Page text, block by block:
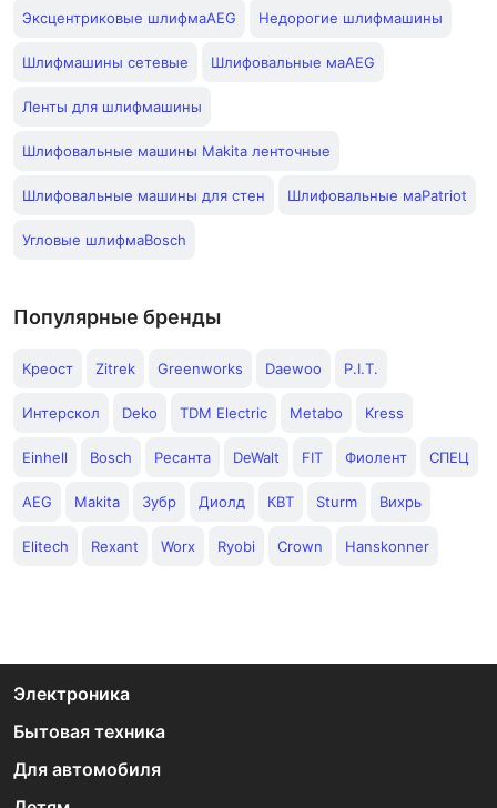
Эксцентриковые шлифмаAEG Недорогие шлифмашины
Шлифмашины сетевые Шлифовальные маAEG
Ленты для шлифмашины
Шлифовальные машины Makita ленточные
Шлифовальные машины для стен Шлифовальные маPatriot
Угловые шлифмаBosch
Популярные бренды
Креост Zitrek Greenworks Daewoo P.I.T.
Интерскол Deko TDM Electric Metabo Kress
Einhell Bosch Ресанта DeWalt FIT Фиолент СПЕЦ
AEG Makita Зубр Диолд КВТ Sturm Вихрь
Elitech Rexant Worx Ryobi Crown Hanskonner
Электроника
Бытовая техника
Для автомобиля